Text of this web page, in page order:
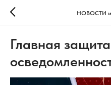
НОВОСТИ
Главная